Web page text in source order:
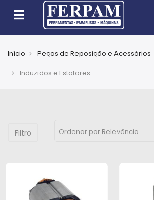
EPIs
Cobertura
Início Peças de Reposição e Acessórios
Induzidos e Estatores